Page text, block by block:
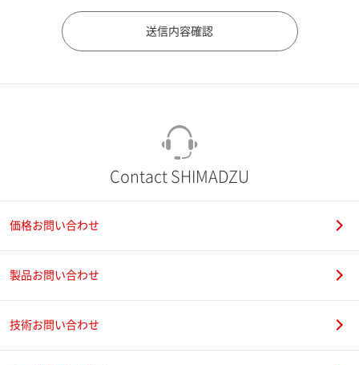
Contact SHIMADZU
価格お問い合わせ
製品お問い合わせ
技術お問い合わせ